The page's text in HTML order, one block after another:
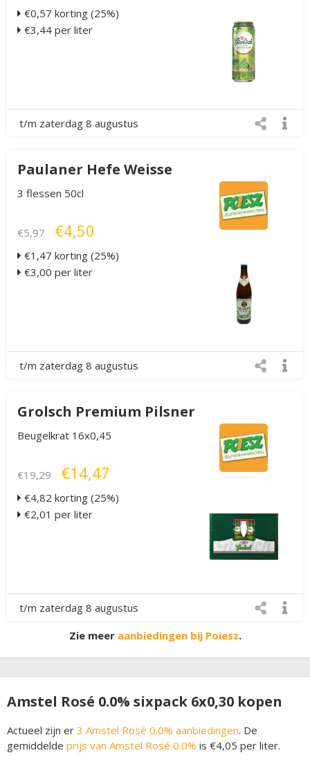
€0,57 korting (25%)
€3,44 per liter
t/m zaterdag 8 augustus
Paulaner Hefe Weisse
3 flessen 50cl
€5,97 €4,50
€1,47 korting (25%)
€3,00 per liter
t/m zaterdag 8 augustus
Grolsch Premium Pilsner
Beugelkrat 16x0,45
€19,29 €14,47
€4,82 korting (25%)
€2,01 per liter
t/m zaterdag 8 augustus
Zie meer aanbiedingen bij Poiesz.
Amstel Rosé 0.0% sixpack 6x0,30 kopen
Actueel zijn er 3 Amstel Rosé 0.0% aanbiedingen. De
gemiddelde prijs van Amstel Rosé 0.0% is €4,05 per liter.